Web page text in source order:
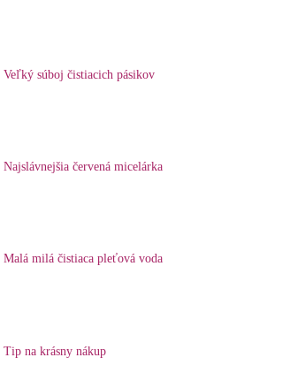
Veľký súboj čistiacich pásikov
Najslávnejšia červená micelárka
Malá milá čistiaca pleťová voda
Tip na krásny nákup